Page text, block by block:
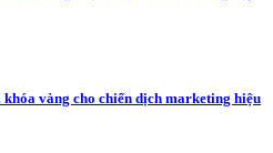
vàng cho chiến dịch marketing hiệu